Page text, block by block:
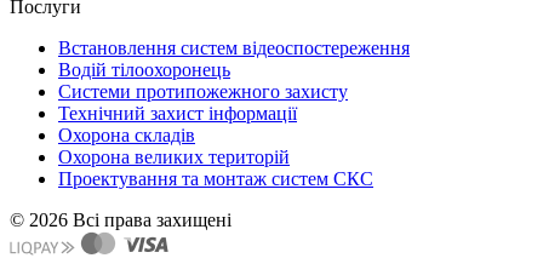
Послуги
Встановлення систем відеоспостереження
Водій тілоохоронець
Системи протипожежного захисту
Технічний захист інформації
Охорона складів
Охорона великих територій
Проектування та монтаж систем СКС
© 2026 Всі права захищені